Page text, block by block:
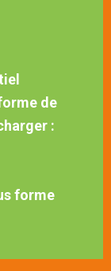
de
:
forme